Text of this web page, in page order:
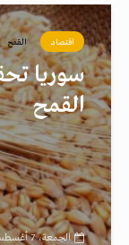
اقتصاد القمح
سوريا
القمح
الجمعة، 7 أغسطس 2026، 6:28 ص